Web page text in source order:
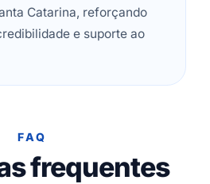
Catarina, reforçando
e suporte ao
FAQ
frequentes